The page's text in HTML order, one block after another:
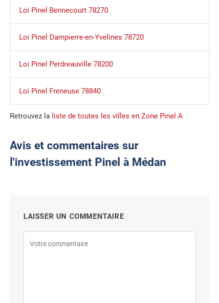
Loi Pinel Bennecourt 78270
Loi Pinel Dampierre-en-Yvelines 78720
Loi Pinel Perdreauville 78200
Loi Pinel Freneuse 78840
Retrouvez la liste de toutes les villes en Zone Pinel A
Avis et commentaires sur
l'investissement Pinel à Médan
LAISSER UN COMMENTAIRE